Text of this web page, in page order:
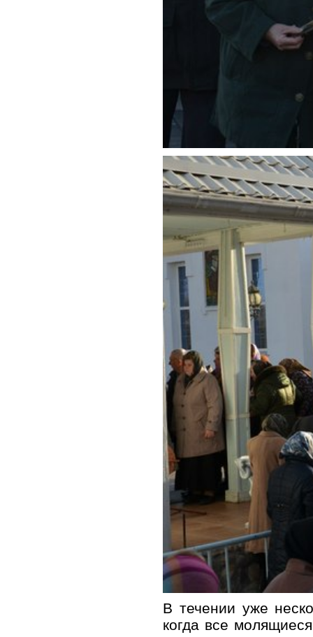
В течении уже
когда все